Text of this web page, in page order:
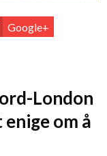
Google+
London
om å